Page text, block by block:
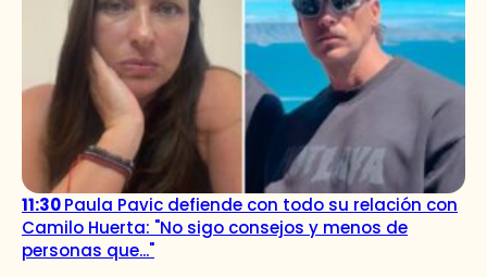
11:30Paula Pavic defiende con todo su relación con
Camilo Huerta: "No sigo consejos y menos de
personas que..."